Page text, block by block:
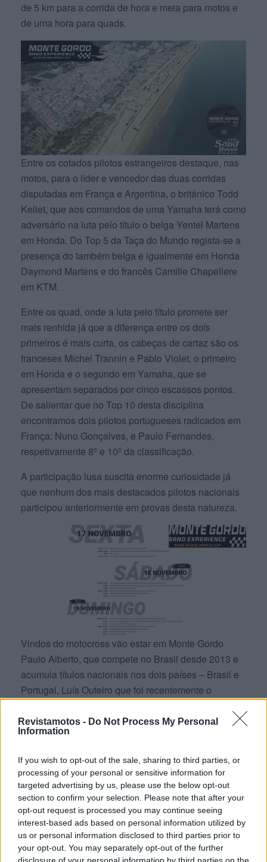
Revistamotos - Do Not Process My Personal
Information
If you wish to opt-out of the sale, sharing to third parties, or
processing of your personal or sensitive information for
targeted advertising by us, please use the below opt-out
section to confirm your selection. Please note that after your
opt-out request is processed you may continue seeing
interest-based ads based on personal information utilized by
us or personal information disclosed to third parties prior to
your opt-out. You may separately opt-out of the further
disclosure of your personal information by third parties on the
de 5 km para a corrida de hora e meia para motos e
de uma hora para quads.
Entre os cotados pilotos estrangeiros destaque, nas
motos, para o líder e vencedor das duas corridas
disputadas em França e Argentina, o britânico Todd
Kellet, que aos comandos de uma Yamaha terá como
adversário na luta pelo título o belga Yentel Martens
em Honda. Do Top 5 da Taça do Mundo regista-se a
presença do também belga e igualmente em Honda
Daymond Martens e do francês Camille Chapeliere
em KTM.
Entre os quad, onde a luta pelo título promete ser
mais renhida já que a diferença entre os dois
primeiros é mais curta, os cabeças de cartaz são os
franceses Michel Trannin e Pablo Violet, o primeiro
em Honda e o segundo em Yamaha, que se
apresentam separados por cinco escassos pontos.
De salientar que no Top 10 desta disciplina
encontramos dois pilotos portugueses radicados em
França: Nuno Gonçalves, e Paulo Fernandes,
respetivamente 8º e 10º da classificação.
A participação lusa suscita enorme curiosidade já
que nenhum dos mais destacados pilotos nacionais
participou anteriormente em provas desta natureza.
Vindos do motocross vão estar em Monte Gordo
Paulo Alberto, que compete no Brasil desde 2013 e
acumula títulos nacionais nos dois países – Brasil e
Portugal, Luís Outeiro que foi recentemente o
das Nações e André Sérgio, vice-campeão nacional
de Motocross MX1 e que recentemente foi 2º
Vindos do Todo-o-Terreno estarão os campeões
nacionais absoluto de moto e quad, António Maio e
Luis Fernandes, ambos em Yamaha e o campeão
Júnior Moto João Duarte em Honda.
A Monte Gordo Sand Experience conta ainda com a